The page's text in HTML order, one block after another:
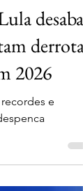
de leitura
desaba,
derrota
2026
e